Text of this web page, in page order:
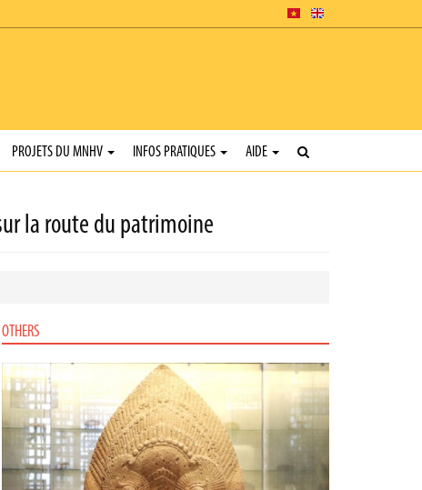
PROJETS DU MNHV INFOS PRATIQUES AIDE
la route du patrimoine
OTHERS